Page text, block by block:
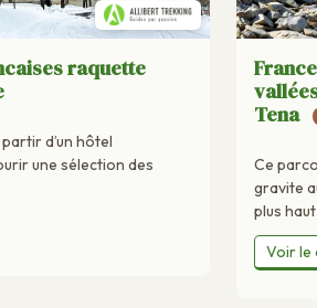
raquette
d’un hôtel
une sélection des
Tena
Ce
gravite
plus
Voir le